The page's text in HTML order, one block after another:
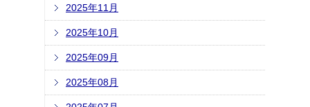
2025年11月
2025年10月
2025年09月
2025年08月